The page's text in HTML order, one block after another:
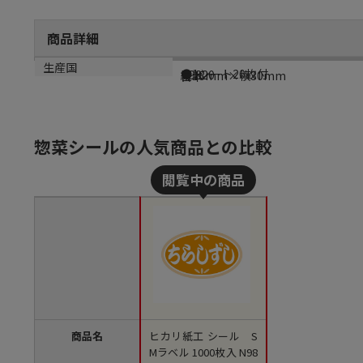
商品詳細
商品説明
●1シート20枚付
メーカー品番
N9820
サイズ
縦18mm×横30mm
生産国
日本
惣菜シールの人気商品との比較
商品名
ヒカリ紙工 シール S
Mラベル 1000枚入 N98